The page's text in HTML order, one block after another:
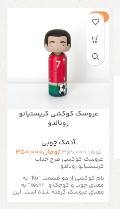
-3%
عروسک کوکشی کریستیانو
رونالدو
آدمک چوبی
تومان359,000تومان350,000
عروسک کوکشی طرح جذاب
کریستیانو رونالدو
نام کوکشی از دو قسمت “Ko” به
معنای چوب و کوچک و “keshi” به
معنای عروسک گرفته شده است. این
صنعتگران زائو ساخته شده است. این